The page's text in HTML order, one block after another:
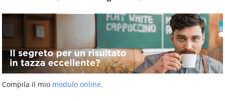
Compila il mio modulo online.